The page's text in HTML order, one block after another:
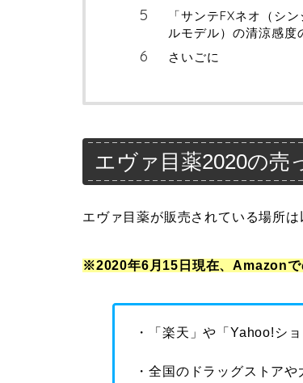
「サンテFXネオ（シ
ルモデル）の清涼感度
さいごに
エヴァ目薬2020の売
エヴァ目薬が販売されている場所は
※2020年6月15日現在、Amazonで
・「楽天」や「Yahoo!シ
・全国のドラッグストア